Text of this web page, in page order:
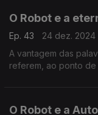
O Robot e a
Ep. 43
24 dez. 2024
A vantagem das
referem, ao ponto
O Robot e a